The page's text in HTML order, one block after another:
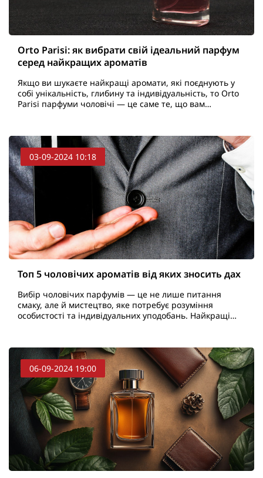
Orto Parisi: як вибрати свій ідеальний парфум
серед найкращих ароматів
Якщо ви шукаєте найкращі аромати, які поєднують у
собі унікальність, глибину та індивідуальність, то Orto
Parisi парфуми чоловічі — це саме те, що вам
03-09-2024 10:18
Топ 5 чоловічих ароматів від яких зносить дах
Вибір чоловічих парфумів — це не лише питання
смаку, але й мистецтво, яке потребує розуміння
особистості та індивідуальних уподобань. Найкращі
06-09-2024 19:00